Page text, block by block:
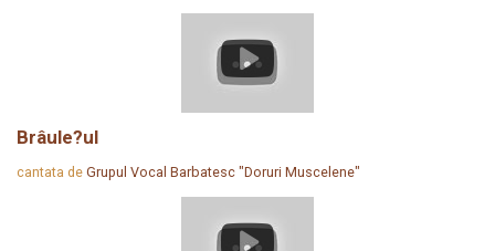
Brâule?ul
cantata de Grupul Vocal Barbatesc "Doruri Muscelene"